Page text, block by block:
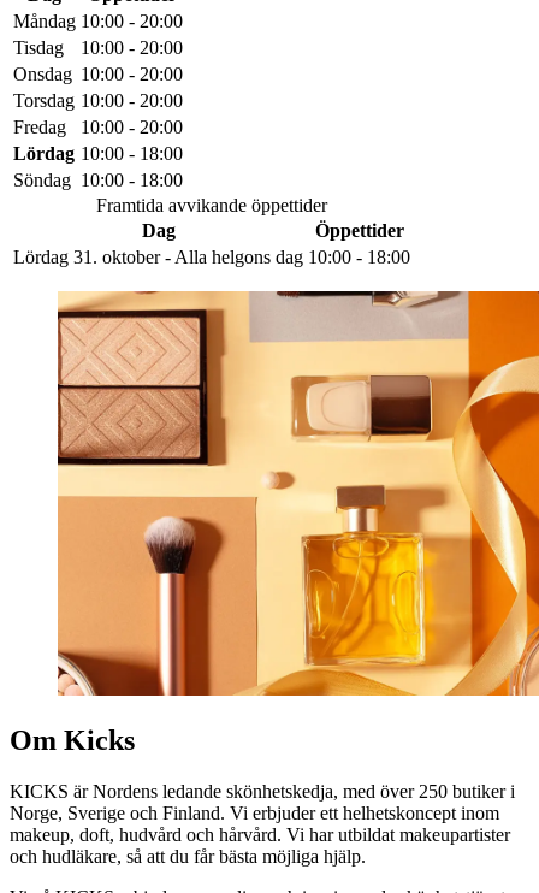
Måndag 10:00 - 20:00
Tisdag
10:00 - 20:00
Onsdag 10:00 - 20:00
Torsdag 10:00 - 20:00
Fredag
10:00 - 20:00
Lördag 10:00 - 18:00
Söndag 10:00 - 18:00
Framtida avvikande öppettider
Dag
Öppettider
Lördag 31. oktober - Alla helgons dag 10:00 - 18:00
Om Kicks
KICKS är Nordens ledande skönhetskedja, med över 250 butiker i
Norge, Sverige och Finland. Vi erbjuder ett helhetskoncept inom
makeup, doft, hudvård och hårvård. Vi har utbildat makeupartister
och hudläkare, så att du får bästa möjliga hjälp.